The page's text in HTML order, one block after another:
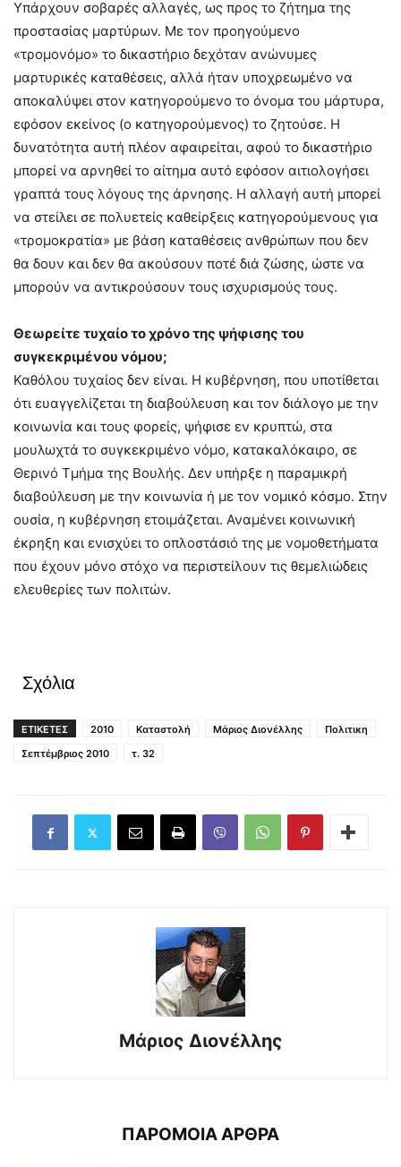
Υπάρχουν σοβαρές αλλαγές, ως προς το ζήτημα της
προστασίας μαρτύρων. Με τον προηγούμενο
«τρομονόμο» το δικαστήριο δεχόταν ανώνυμες
μαρτυρικές καταθέσεις, αλλά ήταν υποχρεωμένο να
αποκαλύψει στον κατηγορούμενο το όνομα του μάρτυρα,
εφόσον εκείνος (ο κατηγορούμενος) το ζητούσε. Η
δυνατότητα αυτή πλέον αφαιρείται, αφού το δικαστήριο
μπορεί να αρνηθεί το αίτημα αυτό εφόσον αιτιολογήσει
γραπτά τους λόγους της άρνησης. Η αλλαγή αυτή μπορεί
να στείλει σε πολυετείς καθείρξεις κατηγορούμενους για
«τρομοκρατία» με βάση καταθέσεις ανθρώπων που δεν
θα δουν και δεν θα ακούσουν ποτέ διά ζώσης, ώστε να
μπορούν να αντικρούσουν τους ισχυρισμούς τους.
Θεωρείτε τυχαίο το χρόνο της ψήφισης του
συγκεκριμένου νόμου;
Καθόλου τυχαίος δεν είναι. Η κυβέρνηση, που υποτίθεται
ότι ευαγγελίζεται τη διαβούλευση και τον διάλογο με την
κοινωνία και τους φορείς, ψήφισε εν κρυπτώ, στα
μουλωχτά το συγκεκριμένο νόμο, κατακαλόκαιρο, σε
Θερινό Τμήμα της Βουλής. Δεν υπήρξε η παραμικρή
διαβούλευση με την κοινωνία ή με τον νομικό κόσμο. Στην
ουσία, η κυβέρνηση ετοιμάζεται. Αναμένει κοινωνική
έκρηξη και ενισχύει το οπλοστάσιό της με νομοθετήματα
που έχουν μόνο στόχο να περιστείλουν τις θεμελιώδεις
ελευθερίες των πολιτών.
Σχόλια
ΕΤΙΚΕΤΕΣ 2010 Καταστολή Μάριος Διονέλλης
Πολιτικη
Σεπτέμβριος 2010
τ. 32
Μάριος Διονέλλης
ΠΑΡΟΜΟΙΑ ΑΡΘΡΑ